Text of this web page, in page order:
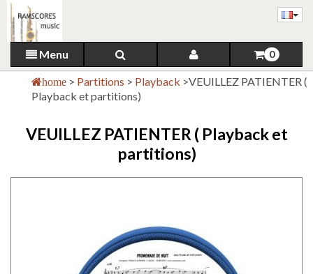
Menu 0
home > Partitions > Playback >VEUILLEZ PATIENTER (
Playback et partitions)
VEUILLEZ PATIENTER ( Playback et
partitions)